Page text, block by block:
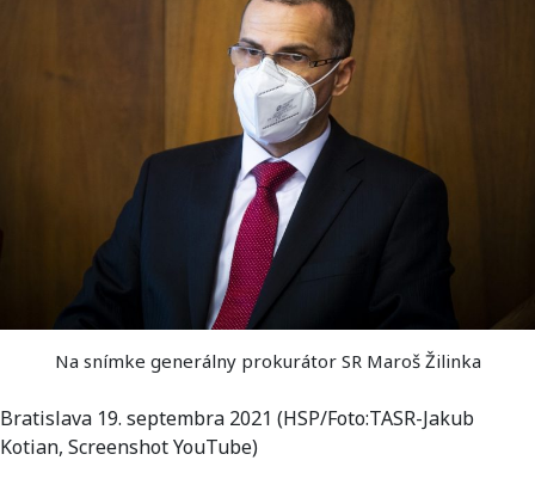
Na snímke generálny prokurátor SR Maroš Žilinka
Bratislava 19. septembra 2021 (HSP/Foto:TASR-Jakub
Kotian, Screenshot YouTube)